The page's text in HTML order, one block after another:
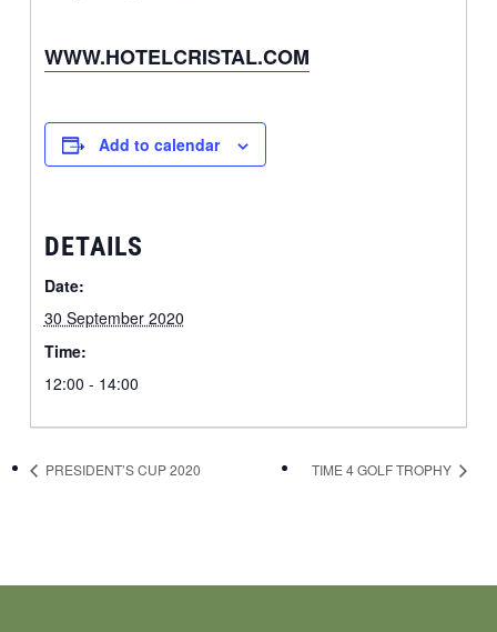
WWW.HOTELCRISTAL.COM
Add to calendar
DETAILS
Date:
30 September 2020
Time:
12:00 - 14:00
PRESIDENT’S CUP 2020 TIME 4 GOLF TROPHY